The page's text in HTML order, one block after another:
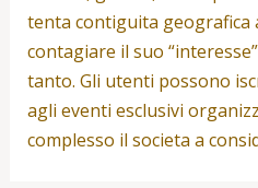
tenta contiguita geografica
contagiare il suo
tanto. Gli utenti possono
agli eventi esclusivi
complesso il societa a